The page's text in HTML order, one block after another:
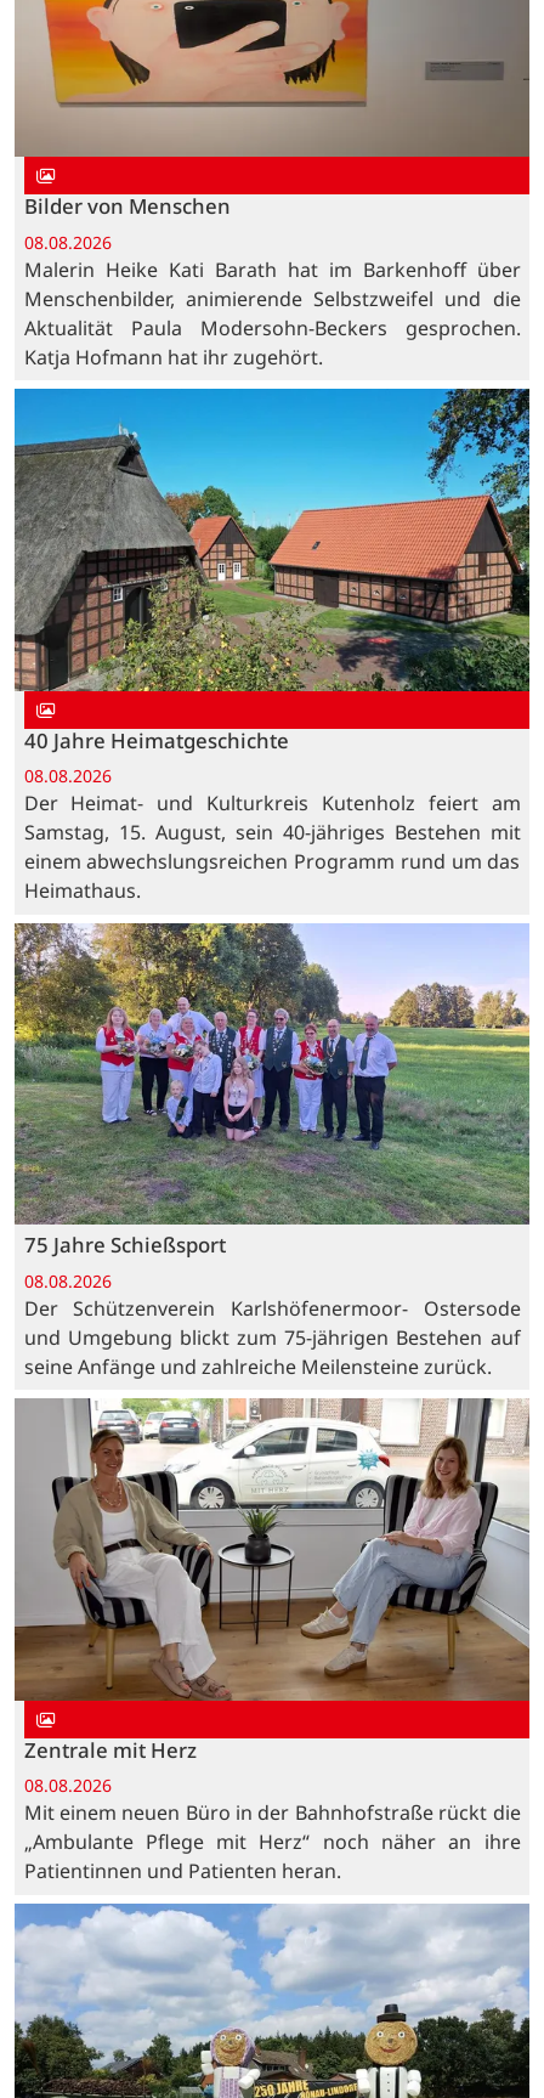
Bilder von Menschen
08.08.2026
Malerin Heike Kati Barath hat im Barkenhoff über
Menschenbilder, animierende Selbstzweifel und die
Aktualität Paula Modersohn-Beckers gesprochen.
Katja Hofmann hat ihr zugehört.
40 Jahre Heimatgeschichte
08.08.2026
Der Heimat- und Kulturkreis Kutenholz feiert am
Samstag, 15. August, sein 40-jähriges Bestehen mit
einem abwechslungsreichen Programm rund um das
Heimathaus.
75 Jahre Schießsport
08.08.2026
Der Schützenverein Karlshöfenermoor- Ostersode
und Umgebung blickt zum 75-jährigen Bestehen auf
seine Anfänge und zahlreiche Meilensteine zurück.
Zentrale mit Herz
08.08.2026
Mit einem neuen Büro in der Bahnhofstraße rückt die
„Ambulante Pflege mit Herz“ noch näher an ihre
Patientinnen und Patienten heran.